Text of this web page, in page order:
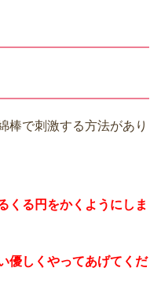
棒で刺激する方法があり
くる円をかくようにしま
優しくやってあげてくだ